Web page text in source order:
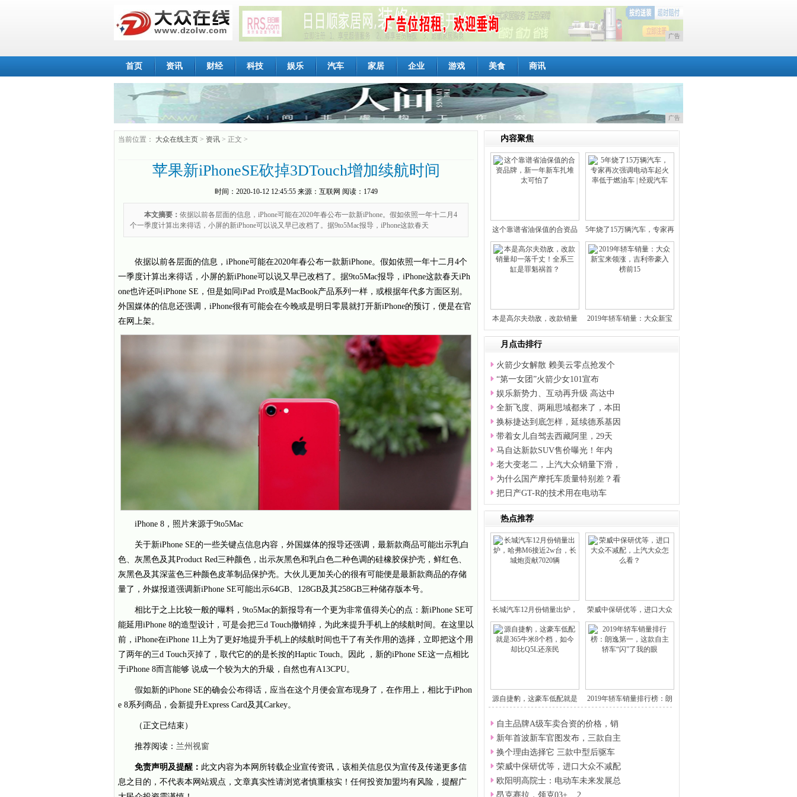
广告
首页 资讯 财经 科技 娱乐 汽车 家居 企业 游戏 美食 商讯
广告
当前位置： 大众在线主页 > 资讯 > 正文 >
苹果新iPhoneSE砍掉3DTouch增加续航时间
时间： 2020-10-12 12:45:55来源： 互联网 阅读：1749
本文摘要： 依据以前各层面的信息，iPhone可能在2020年春公布一款新iPhone。假如依照一年十二月4
个一季度计算出来得话，小屏的新iPhone可以说又早已改档了。据9to5Mac报导，iPhone这款春天
依据以前各层面的信息，iPhone可能在2020年春公布一款新iPhone。假如依照一年十二月4个
一季度计算出来得话，小屏的新iPhone可以说又早已改档了。据9to5Mac报导，iPhone这款春天iPh
one也许还叫iPhone SE，但是如同iPad Pro或是MacBook产品系列一样，或根据年代多方面区别。
外国媒体的信息还强调，iPhone很有可能会在今晚或是明日零晨就打开新iPhone的预订，便是在官
在网上架。
iPhone 8，照片来源于9to5Mac
关于新iPhone SE的一些关键点信息内容，外国媒体的报导还强调，最新款商品可能出示乳白
色、灰黑色及其Product Red三种颜色，出示灰黑色和乳白色二种色调的硅橡胶保护壳，鲜红色、
灰黑色及其深蓝色三种颜色皮革制品保护壳。大伙儿更加关心的很有可能便是最新款商品的存储
量了，外媒报道强调新iPhone SE可能出示64GB、128GB及其258GB三种储存版本号。
相比于之上比较一般的曝料，9to5Mac的新报导有一个更为非常值得关心的点：新iPhone SE可
能延用iPhone 8的造型设计，可是会把三d Touch撤销掉，为此来提升手机上的续航时间。在这里以
前，iPhone在iPhone 11上为了更好地提升手机上的续航时间也干了有关作用的选择，立即把这个用
了两年的三d Touch灭掉了，取代它的的是长按的Haptic Touch。因此 ，新的iPhone SE这一点相比
于iPhone 8而言能够 说成一个较为大的升級，自然也有A13CPU。
假如新的iPhone SE的确会公布得话，应当在这个月便会宣布现身了，在作用上，相比于iPhon
e 8系列商品，会新提升Express Card及其Carkey。
（正文已结束）
推荐阅读： 兰州视窗
免责声明及提醒： 此文内容为本网所转载企业宣传资讯，该相关信息仅为宣传及传递更多信
息之目的，不代表本网站观点，文章真实性请浏览者慎重核实！任何投资加盟均有风险，提醒广
内容聚焦
这个靠谱省油保值的合资品
牌，新
5年烧了15万辆汽车，专家再
次
本是高尔夫劲敌，改款销量
却一落
2019年轿车销量：大众新宝
来
月点击排行
火箭少女解散 赖美云零点抢发个
“第一女团”火箭少女101宣布
娱乐新势力、互动再升级 高达中
全新飞度、两厢思域都来了，本田
换标捷达到底怎样，延续德系基因
带着女儿自驾去西藏阿里，29天
马自达新款SUV售价曝光！年内
老大变老二，上汽大众销量下滑，
为什么国产摩托车质量特别差？看
把日产GT-R的技术用在电动车
热点推荐
长城汽车12月份销量出炉，
哈弗
荣威中保研优等，进口大众
不减配
源自捷豹，这豪车低配就是
2019年轿车销量排行榜：朗
自主品牌A级车卖合资的价格，销
新年首波新车官图发布，三款自主
换个理由选择它 三款中型后驱车
荣威中保研优等，进口大众不减配
欧阳明高院士：电动车未来发展总
昂克赛拉，领克03+...,2